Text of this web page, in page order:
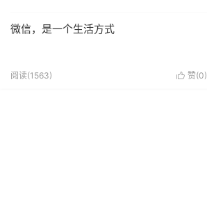
微信，是一个生活方式
 赞(0)
阅读(1563)